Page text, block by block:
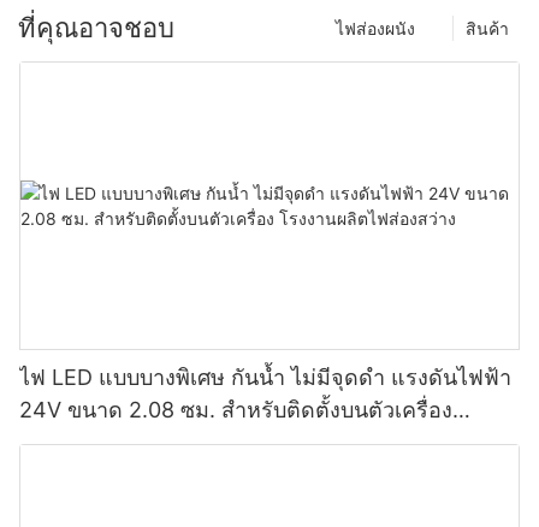
ที่คุณอาจชอบ สินค้า
ไฟส่องผนัง
ไฟ LED แบบบางพิเศษ กันน้ำ ไม่มีจุดดำ แรงดันไฟฟ้า
24V ขนาด 2.08 ซม. สำหรับติดตั้งบนตัวเครื่อง
โรงงานผลิตไฟส่องสว่าง